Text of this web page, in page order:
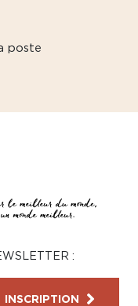
poste
:
INSCRIPTION